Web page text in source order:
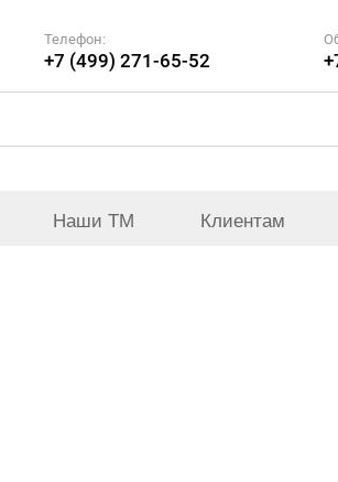
Телефон:
+7 (499) 271-65-52
Наши ТМ Клиентам